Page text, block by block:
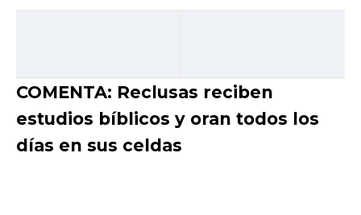
COMENTA: Reclusas reciben
estudios bíblicos y oran todos los
días en sus celdas